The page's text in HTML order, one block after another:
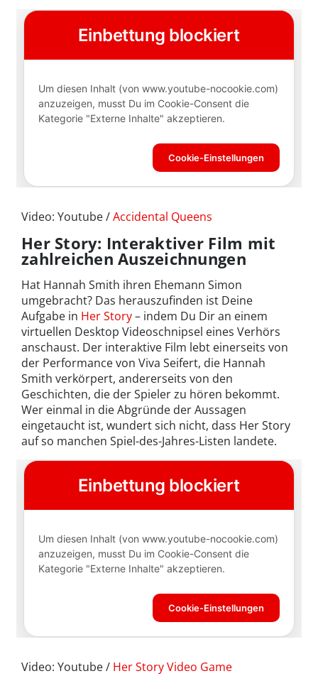
Video: Youtube /Accidental Queens
Her Story: Interaktiver Film mit
zahlreichen Auszeichnungen
Hat Hannah Smith ihren Ehemann Simon
umgebracht? Das herauszufinden ist Deine
Aufgabe in Her Story– indem Du Dir an einem
virtuellen Desktop Videoschnipsel eines Verhörs
anschaust. Der interaktive Film lebt einerseits von
der Performance von Viva Seifert, die Hannah
Smith verkörpert, andererseits von den
Geschichten, die der Spieler zu hören bekommt.
Wer einmal in die Abgründe der Aussagen
eingetaucht ist, wundert sich nicht, dass Her Story
auf so manchen Spiel-des-Jahres-Listen landete.
Video: Youtube / Her Story Video Game